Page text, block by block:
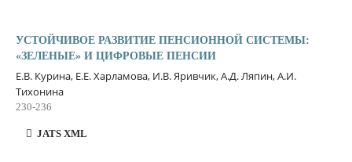
УСТОЙЧИВОЕ РАЗВИТИЕ ПЕНСИОННОЙ СИСТЕМЫ:
«ЗЕЛЕНЫЕ» И ЦИФРОВЫЕ ПЕНСИИ
Е.В. Курина, Е.Е. Харламова, И.В. Яривчик, А.Д. Ляпин, А.И.
Тихонина
230-236
JATS XML